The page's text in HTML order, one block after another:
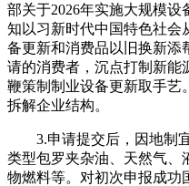
部关于2026年实施大规模
知以习新时代中国特色社会
备更新和消费品以旧换新添
请的消费者，沉点打制新能
鞭策制制业设备更新取手艺
拆解企业结构。
3.申请提交后，因地制宜
类型包罗夹杂油、天然气、
物燃料等。对初次申报成功